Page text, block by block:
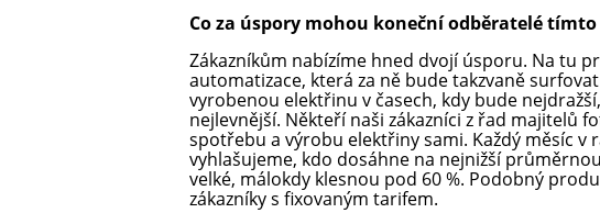
Co za úspory mohou koneční odběratelé
Zákazníkům nabízíme hned dvojí úsporu. Na tu
automatizace, která za ně bude takzvaně
vyrobenou elektřinu v časech, kdy bude
nejlevnější. Někteří naši zákazníci z řad majitelů
spotřebu a výrobu elektřiny sami. Každý měsíc v
vyhlašujeme, kdo dosáhne na nejnižší
velké, málokdy klesnou pod 60 %. Podobný
zákazníky s fixovaným tarifem.